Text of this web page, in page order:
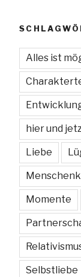
Alles ist
hier und
Liebe
Momente
Selbstliebe